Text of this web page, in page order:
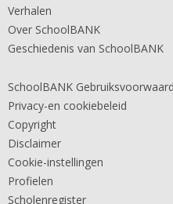
Verhalen
Over SchoolBANK
Geschiedenis van SchoolBANK
SchoolBANK
Privacy-en cookiebeleid
Copyright
Disclaimer
Cookie-instellingen
Profielen
Scholenregister